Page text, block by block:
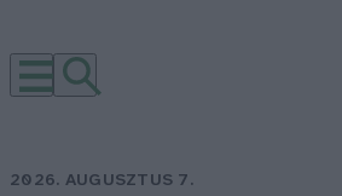
2026. AUGUSZTUS 7.